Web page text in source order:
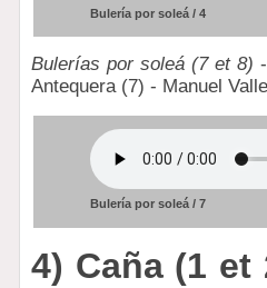
Bulería por soleá / 4
Bulerías por soleá (7 et 8)
Antequera (7) - Manuel
Bulería por soleá / 7
4) Caña (1 et